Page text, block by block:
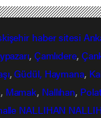
haber sitesi
, Çamlıdere,
,Güdül, Haymana,
, Mamak, Nallıhan,
NALLIHAN